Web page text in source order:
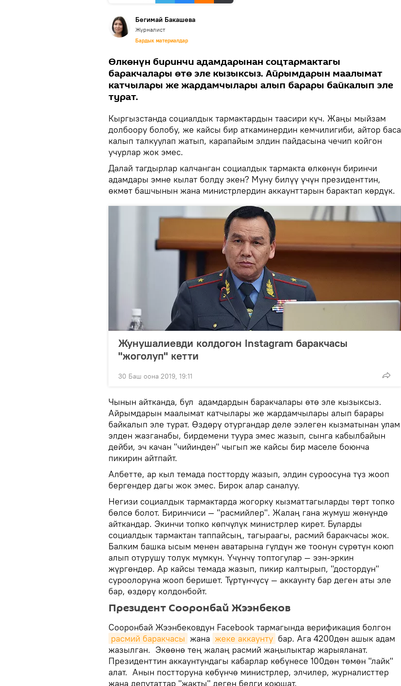
Бегимай Бакашева
Журналист
Бардык материалдар
Өлкөнүн биринчи адамдарынан соцтармактагы
баракчалары өтө эле кызыксыз. Айрымдарын маалымат
катчылары же жардамчылары алып барары байкалып эле
турат.
Кыргызстанда социалдык тармактардын таасири күч. Жаңы мыйзам
долбоору болобу, же кайсы бир аткаминердин кемчилигиби, айтор баса
калып талкуулап жатып, карапайым элдин пайдасына чечип койгон
учурлар жок эмес.
Далай тагдырлар калчанган социалдык тармакта өлкөнүн биринчи
адамдары эмне кылат болду экен? Муну билүү үчүн президенттин,
өкмөт башчынын жана министрлердин аккаунттарын барактап көрдүк.
Жунушалиевди колдогон Instagram баракчасы
"жоголуп" кетти
30 Баш оона 2019, 19:11
Чынын айтканда, бул адамдардын баракчалары өтө эле кызыксыз.
Айрымдарын маалымат катчылары же жардамчылары алып барары
байкалып эле турат. Өздөрү отургандар деле ээлеген кызматынан улам
элден жазганабы, бирдемени туура эмес жазып, сынга кабылбайын
дейби, эч качан "чийинден" чыгып же кайсы бир маселе боюнча
пикирин айтпайт.
Албетте, ар кыл темада постторду жазып, элдин суроосуна түз жооп
бергендер дагы жок эмес. Бирок алар саналуу.
Негизи социалдык тармактарда жогорку кызматтагыларды төрт топко
бөлсө болот. Биринчиси — "расмийлер". Жалаң гана жумуш жөнүндө
айткандар. Экинчи топко көпчүлүк министрлер кирет. Буларды
социалдык тармактан таппайсың, тагыраагы, расмий баракчасы жок.
Балким башка ысым менен аватарына гүлдүн же тоонун сүрөтүн коюп
алып отурушу толук мүмкүн. Үчүнчү топтогулар — ээн-эркин
жүргөндөр. Ар кайсы темада жазып, пикир калтырып, "достордун"
суроолоруна жооп беришет. Түртүнчүсү — аккаунту бар деген аты эле
бар, өздөрү колдонбойт.
Президент Сооронбай Жээнбеков
Сооронбай Жээнбековдун Facebook тармагында верификация болгон
расмий баракчасы жана жеке аккаунту бар. Ага 4200дөн ашык адам
жазылган. Экөөнө тең жалаң расмий жаңылыктар жарыяланат.
Президенттин аккаунтундагы кабарлар көбүнесе 100дөн төмөн "лайк"
алат. Анын постторуна көбүнчө министрлер, элчилер, журналисттер
жана депутаттар "жакты" деген белги коюшат.